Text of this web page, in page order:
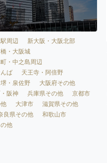
周辺
新大阪・大阪北部
・大阪城
・中之島周辺
ば
天王寺・阿倍野
・泉佐野
大阪府その他
阪神
兵庫県その他
京都市
大津市
滋賀県その他
良県その他
和歌山市
他